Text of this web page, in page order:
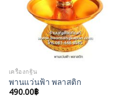
เครื่องกฐิน
พานแว่นฟ้า พลาสติก
490.00฿